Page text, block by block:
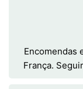
Encomendas
França.